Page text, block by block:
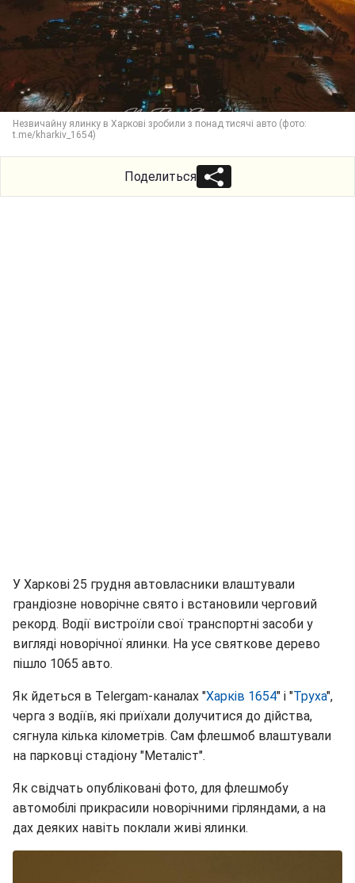
Незвичайну ялинку в Харкові зробили з понад тисячі авто (фото:
t.me/kharkiv_1654)
Поделиться
У Харкові 25 грудня автовласники влаштували
грандіозне новорічне свято і встановили черговий
рекорд. Водії вистроїли свої транспортні засоби у
вигляді новорічної ялинки. На усе святкове дерево
пішло 1065 авто.
Як йдеться в Telergam-каналах "Харків 1654" і "Труха",
черга з водіїв, які приїхали долучитися до дійства,
сягнула кілька кілометрів. Сам флешмоб влаштували
на парковці стадіону "Металіст".
Як свідчать опубліковані фото, для флешмобу
автомобілі прикрасили новорічними гірляндами, а на
дах деяких навіть поклали живі ялинки.